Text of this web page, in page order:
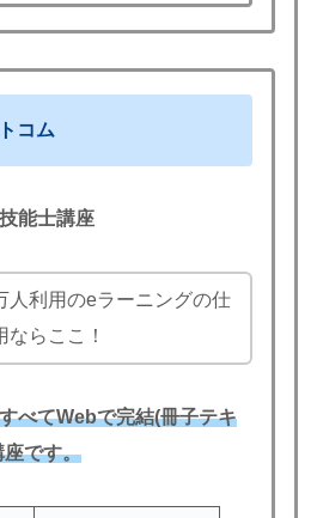
コム
能士講座
人利用のeラーニングの仕
ならここ！
べてWebで完結(冊子テキ
座です。